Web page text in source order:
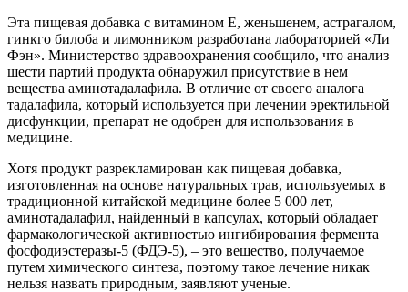
Эта пищевая добавка с витамином Е, женьшенем, астрагалом,
гинкго билоба и лимонником разработана лабораторией «Ли
Фэн». Министерство здравоохранения сообщило, что анализ
шести партий продукта обнаружил присутствие в нем
вещества аминотадалафила. В отличие от своего аналога
тадалафила, который используется при лечении эректильной
дисфункции, препарат не одобрен для использования в
медицине.
Хотя продукт разрекламирован как пищевая добавка,
изготовленная на основе натуральных трав, используемых в
традиционной китайской медицине более 5 000 лет,
аминотадалафил, найденный в капсулах, который обладает
фармакологической активностью ингибирования фермента
фосфодиэстеразы-5 (ФДЭ-5), – это вещество, получаемое
путем химического синтеза, поэтому такое лечение никак
нельзя назвать природным, заявляют ученые.